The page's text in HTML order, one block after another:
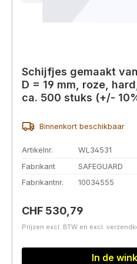
Schijfjes gemaakt
D = 19 mm, roze,
ca. 500 stuks (+/-
Binnenkort beschikbaar
Artikelnr.
WL34531
Fabrikant
SAFEGUARD
Fabrikantnr.
10034555
Normale prijs:
CHF 530,79
Prijzen excl. BTW en excl.
In de